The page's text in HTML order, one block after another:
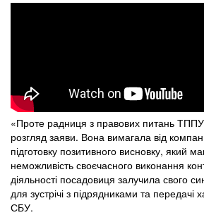
«Проте радниця з правових питань ТППУ
розгляд заяви. Вона вимагала від
підготовку позитивного висновку, який
неможливість своєчасного виконання
діяльності посадовиця залучила свого
для зустрічі з підрядниками та
СБУ.